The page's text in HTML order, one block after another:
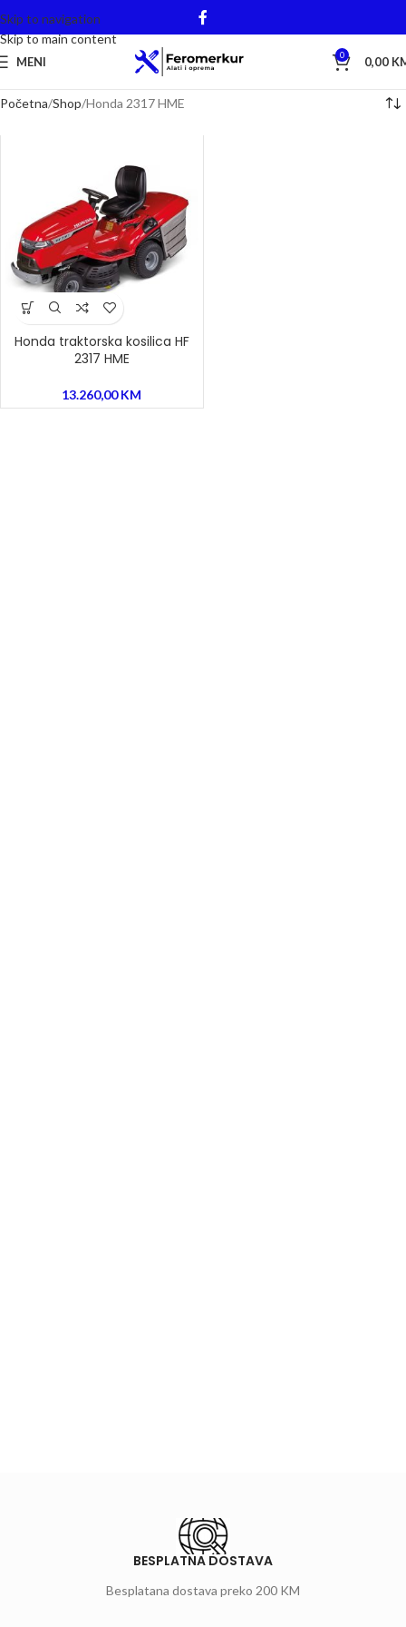
Skip to navigation
Skip to main content
MENI 0 0,00
Početna Shop Honda 2317 HME
Honda traktorska kosilica HF
2317 HME
13.260,00KM
BESPLATNA DOSTAVA
Besplatana dostava preko 200 KM